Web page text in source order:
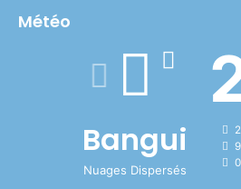
Météo
Bangui
Nuages Dispersés